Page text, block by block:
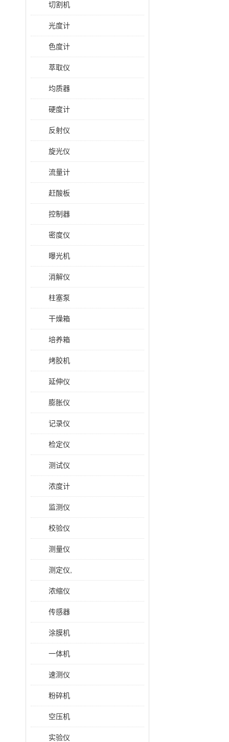
切割机
光度计
色度计
萃取仪
均质器
硬度计
反射仪
旋光仪
流量计
赶酸板
控制器
密度仪
曝光机
消解仪
柱塞泵
干燥箱
培养箱
烤胶机
延伸仪
膨胀仪
记录仪
检定仪
测试仪
浓度计
监测仪
校验仪
测量仪
测定仪,
浓缩仪
传感器
涂膜机
一体机
速测仪
粉碎机
空压机
实验仪